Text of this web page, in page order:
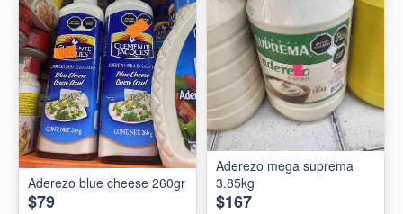
Aderezo blue cheese 260gr
$79
Aderezo mega suprema
3.85kg
$167